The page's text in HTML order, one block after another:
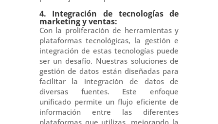
4. Integración de tecnologías de
marketing y ventas:
Con la proliferación de herramientas y
plataformas tecnológicas, la gestión e
integración de estas tecnologías puede
ser un desafío. Nuestras soluciones de
gestión de datos están diseñadas para
facilitar la integración de datos de
diversas fuentes. Este enfoque
unificado permite un flujo eficiente de
información entre las diferentes